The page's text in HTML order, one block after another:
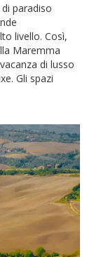
paradiso
livello. Così,
Maremma
di lusso
Gli spazi